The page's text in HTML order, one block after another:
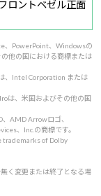
ロントベゼル正面
、PowerPoint、Windowsの
他の国における商標または
、Intel Corporation または
は、米国およびその他の国
AMD Arrowロゴ、
、Inc.の商標です。
trademarks of Dolby
く変更または終了となる場